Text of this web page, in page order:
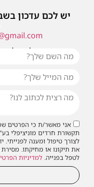
יש לכם עדכון
או שילחו
אני מאשר/ת כי הפרטים
תקשורת חרדים מוניציפלי
לצורך טיפול ומענה לפנייתי.
את תיקונו או מחיקתו.
לטפל בפנייה. למדיניות